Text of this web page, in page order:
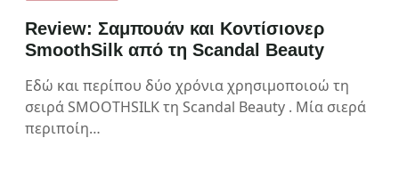
Review: Σαμπουάν και Κοντίσιονερ
SmoothSilk από τη Scandal Beauty
Εδώ και περίπου δύο χρόνια χρησιμοποιοώ τη
σειρά SMOOTHSILK τη Scandal Beauty . Μία σιερά
περιποίη…